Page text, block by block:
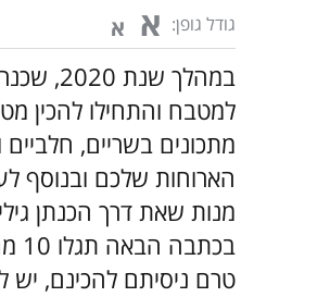
גודל גופן: א א
במהלך שנת 2020, שכנראה תיזכר לנצח כ"שנת
למטבח והתחילו להכין
מתכונים בשריים,
הארוחות שלכם ובנוסף
מנות שאת דרך הכנתן
טרם ניסיתם להכינם,